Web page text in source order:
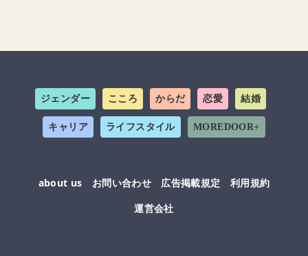
ジェンダー こころ からだ 恋愛 結婚
キャリア ライフスタイル MOREDOOR+
about us お問い合わせ 広告掲載規定
利用規約
運営会社